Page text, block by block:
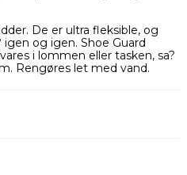
De er ultra fleksible, og
og igen. Shoe Guard
i lommen eller tasken, sa?
Rengøres let med vand.